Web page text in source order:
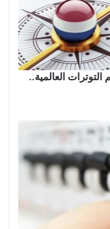
التوترات العالمية..